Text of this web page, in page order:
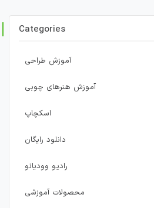
Categories
آموزش طراحی
آموزش هنرهای چوبی
اسکچاپ
دانلود رایگان
رادیو وودیانو
محصولات آموزشی